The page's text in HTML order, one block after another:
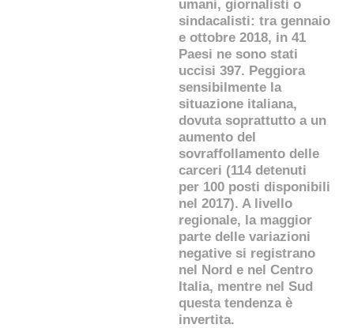
umani, giornalisti o
sindacalisti: tra gennaio
e ottobre 2018, in 41
Paesi ne sono stati
uccisi 397. Peggiora
sensibilmente la
situazione italiana,
dovuta soprattutto a un
aumento del
sovraffollamento delle
carceri (114 detenuti
per 100 posti disponibili
nel 2017). A livello
regionale, la maggior
parte delle variazioni
negative si registrano
nel Nord e nel Centro
Italia, mentre nel Sud
questa tendenza è
invertita.